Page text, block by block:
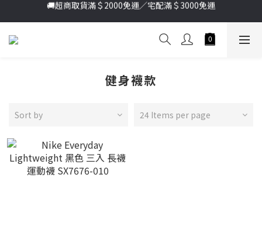
加入新會員送首購金＄100🔥點我註冊➞
🚚超商取貨滿＄2000免運／宅配滿＄3000免運
加入新會員送首購金＄100🔥點我註冊➞
健身襪款
Sort by 24 Items per page